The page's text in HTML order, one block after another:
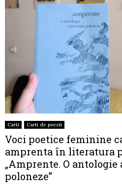
Carti Carti de poezii
Voci poetice feminine
amprenta în literatura
„Amprente. O antologie
poloneze”